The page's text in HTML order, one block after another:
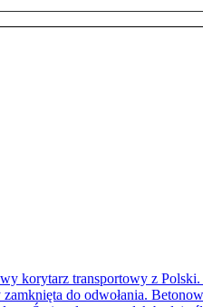
korytarz transportowy z Polski.
do odwołania.